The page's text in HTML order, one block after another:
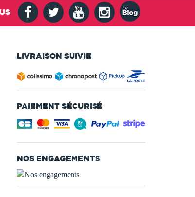
LIVRAISON SUIVIE
PAIEMENT SÉCURISÉ
NOS ENGAGEMENTS